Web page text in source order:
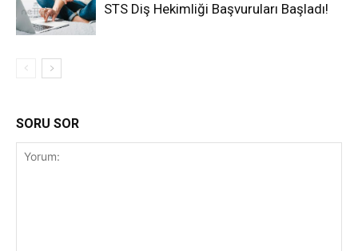
STS Diş Hekimliği Başvuruları Başladı!
SORU SOR